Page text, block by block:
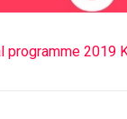
programme 2019